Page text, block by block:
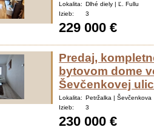
Lokalita: Dlhé diely | Ľ. Fullu
Izieb:
3
229 000 €
Predaj,
bytovom dome
Ševčenkovej
Lokalita: Petržalka | Ševčenkova
Izieb:
3
230 000 €